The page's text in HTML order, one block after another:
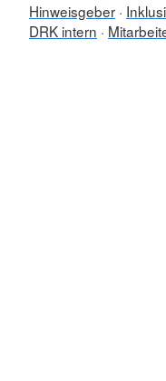
Hinweisgeber
DRK intern